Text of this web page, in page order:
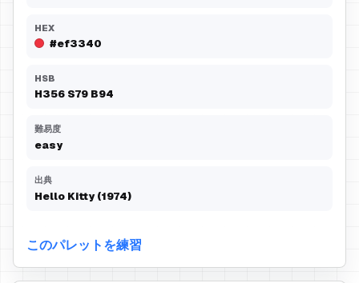
HEX
#ef3340
HSB
H356 S79 B94
難易度
easy
出典
Hello Kitty (1974)
このパレットを練習